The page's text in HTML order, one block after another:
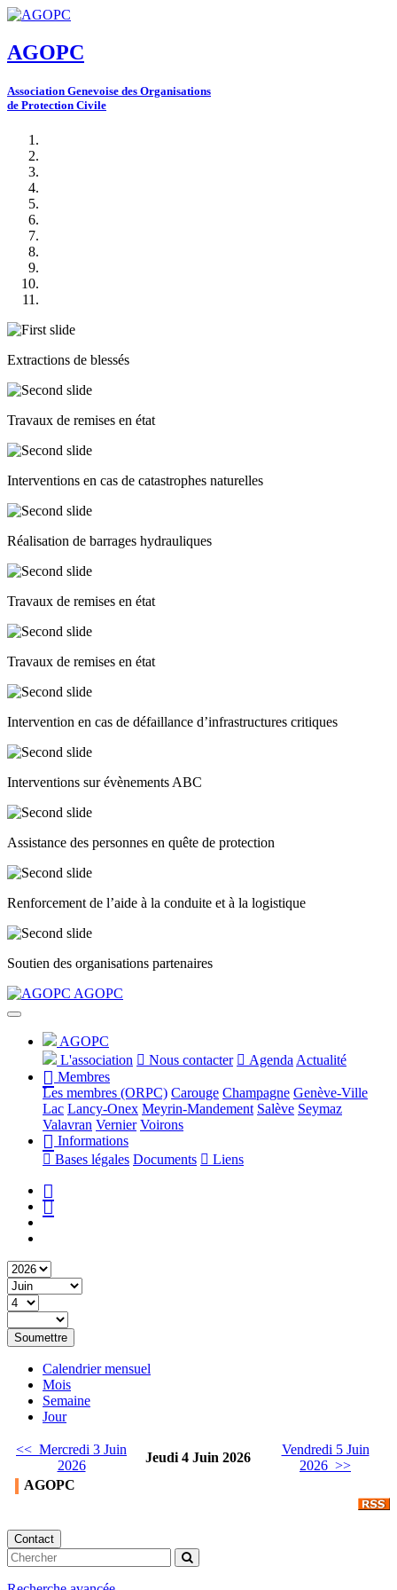
AGOPC
Association Genevoise des Organisations
de Protection Civile
Extractions de blessés
Travaux de remises en état
Interventions en cas de catastrophes naturelles
Réalisation de barrages hydrauliques
Travaux de remises en état
Travaux de remises en état
Intervention en cas de défaillance d’infrastructures critiques
Interventions sur évènements ABC
Assistance des personnes en quête de protection
Renforcement de l’aide à la conduite et à la logistique
Soutien des organisations partenaires
Précédent
Suivant AGOPC
AGOPC
L'association
Nous contacter Agenda Actualité
Membres
Les membres (ORPC) Carouge Champagne Genève-Ville
Lac Lancy-Onex Meyrin-Mandement Salève Seymaz
Valavran Vernier Voirons
Informations
Bases légales Documents Liens
Soumettre
Calendrier mensuel
Mois
Semaine
Jour
<< Mercredi 3 Juin
2026
Jeudi 4 Juin 2026
Vendredi 5 Juin
2026 >>
AGOPC
Contact